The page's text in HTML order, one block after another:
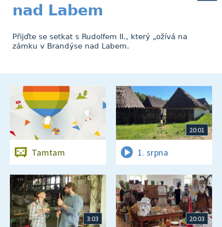
nad Labem
Přijďte se setkat s Rudolfem II., který „ožívá na
zámku v Brandýse nad Labem.
Tamtam
20:01
1. srpna
3:03 20:03